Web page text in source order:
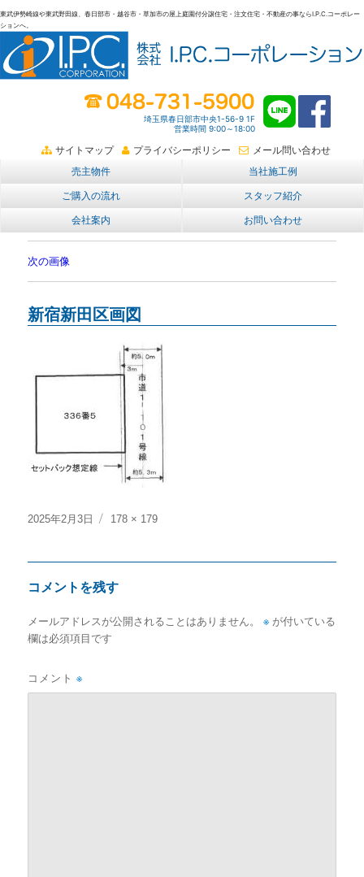
東武伊勢崎線や東武野田線、春日部市・越谷市・草加市の屋上庭園付分譲住宅・注文住宅・不動産の事ならI.P.C.コーポレー
ションへ。
春日部・越谷・草加の不動産。I.P.C.コーポレーション。屋上庭園も
埼玉県春日部市中央1-56-9 1F
営業時間 9:00～18:00
サイトマップ プライバシーポリシー
メール問い合わせ
売主物件
当社施工例
ご購入の流れ スタッフ紹介
会社案内 お問い合わせ
次の画像
新宿新田区画図
投
2025年2月3日
フ
ズ
178 × 179
コメントを残す
メールアドレスが公開されることはありません。 ※ が付いている
欄は必須項目です
コメント※